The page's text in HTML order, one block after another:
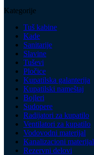
Kategorije
Tuš kabine
Kade
Sanitarije
Slavine
Tuševi
Pločice
Kupatilska galanterija
Kupatilski nameštaj
Bojleri
Sudopere
Radijatori za kupatilo
Ventilatori za kupatilo
Vodovodni materijal
Kanalizacioni materijal
Rezervni delovi